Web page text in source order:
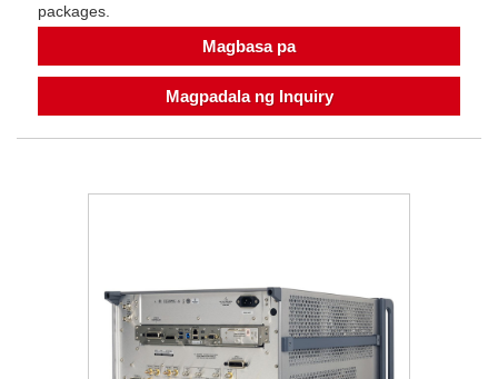
packages.
Magbasa pa
Magpadala ng Inquiry